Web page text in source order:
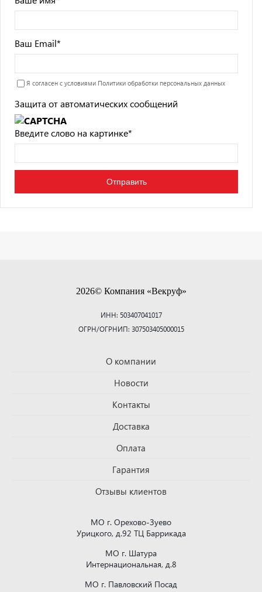
Ваш Email*
Я согласен с условиями Политики обработки персональных данных
Защита от автоматических сообщений
Введите слово на картинке*
2026© Компания «Векруф»
ИНН: 503407041017
ОГРН/ОГРНИП: 307503405000015
О компании
Новости
Контакты
Доставка
Оплата
Гарантия
Отзывы клиентов
МО г. Орехово-Зуево
Урицкого, д.92 ТЦ Баррикада
МО г. Шатура
Интернациональная, д.8
МО г. Павловский Посад